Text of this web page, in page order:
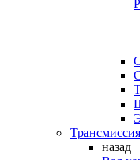
Трансмиссия
назад